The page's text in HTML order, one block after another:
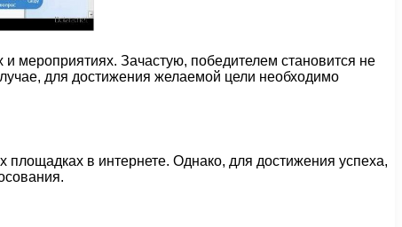
и мероприятиях. Зачастую, победителем становится не
для достижения желаемой цели необходимо
площадках в интернете. Однако, для достижения успеха,